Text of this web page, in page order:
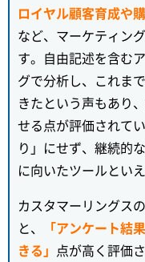
ロイヤル顧客育成や
など、マーケティン
す。自由記述を含む
グで分析し、これま
きたという声もあり
せる点が評価されて
り」にせず、継続的
に向いたツールとい
カスタマーリングス
と、
「アンケート結
きる」 点が高く評価